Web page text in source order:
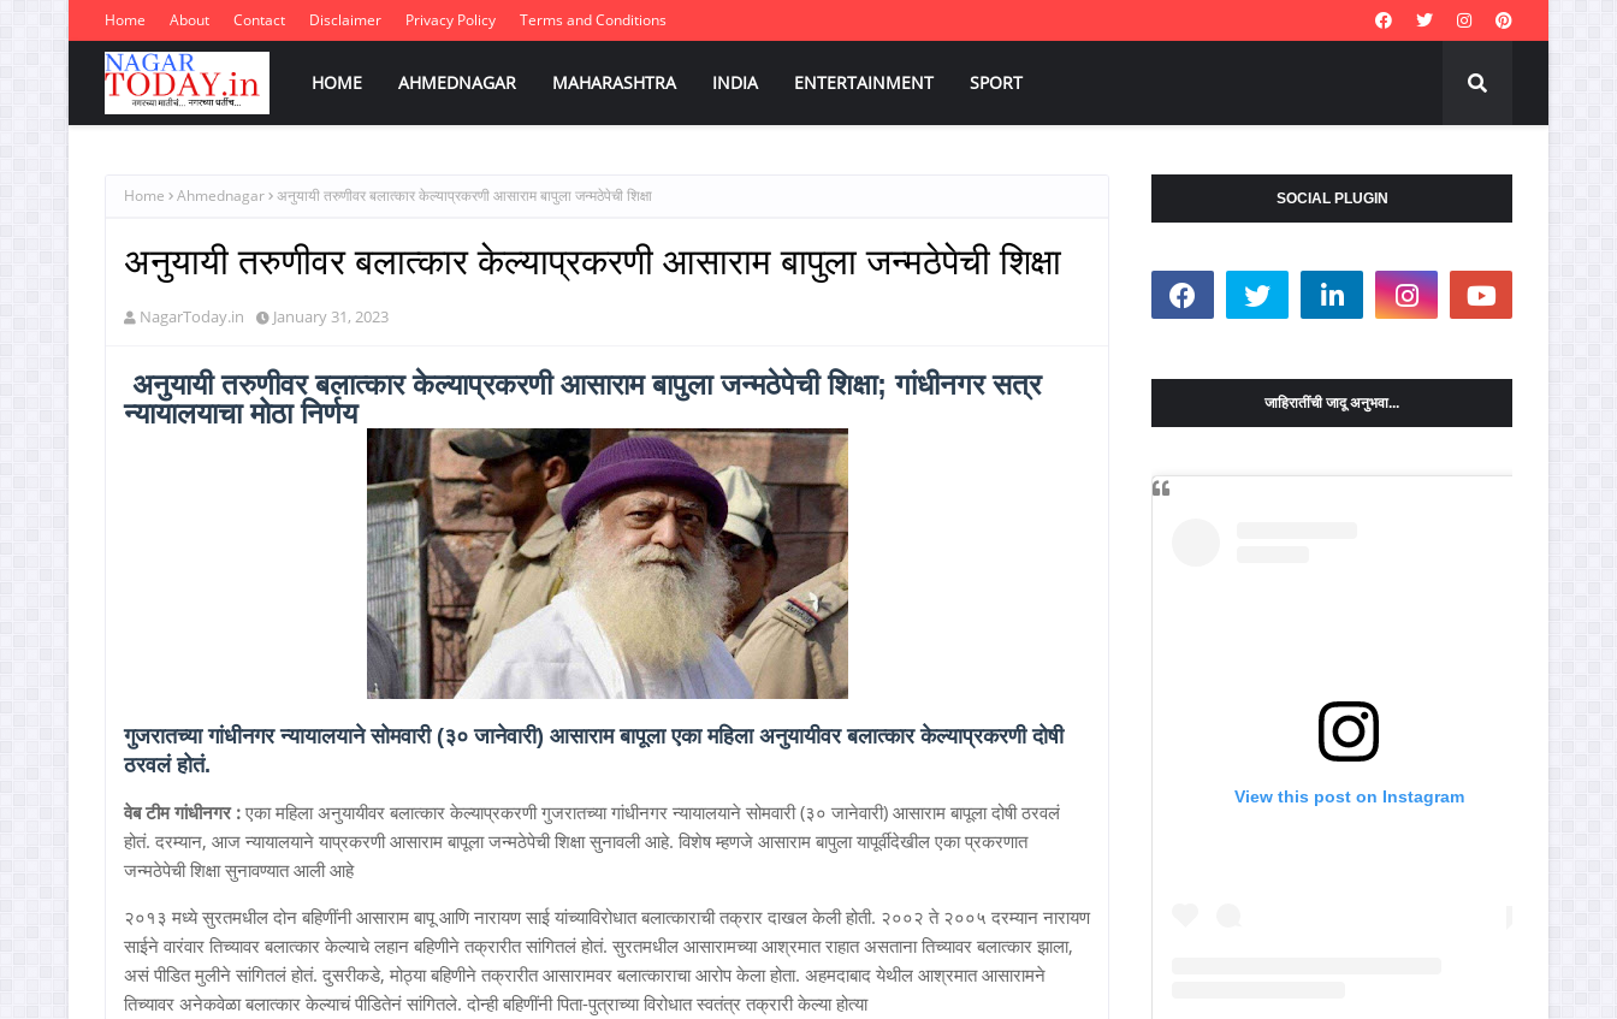
Home About Contact Disclaimer Privacy Policy Terms and Conditions
HOME AHMEDNAGAR MAHARASHTRA INDIA ENTERTAINMENT SPORT
Home Ahmednagar अनुयायी तरुणीवर बलात्कार केल्याप्रकरणी आसाराम बापुला जन्मठेपेची शिक्षा
अनुयायी तरुणीवर बलात्कार केल्याप्रकरणी आसाराम बापुला जन्मठेपेची शिक्षा
NagarToday.in January 31, 2023
अनुयायी तरुणीवर बलात्कार केल्याप्रकरणी आसाराम बापुला जन्मठेपेची शिक्षा; गांधीनगर सत्र
न्यायालयाचा मोठा निर्णय
गुजरातच्या गांधीनगर न्यायालयाने सोमवारी (३० जानेवारी) आसाराम बापूला एका महिला अनुयायीवर बलात्कार केल्याप्रकरणी दोषी
ठरवलं होतं.
वेब टीम गांधीनगर : एका महिला अनुयायीवर बलात्कार केल्याप्रकरणी गुजरातच्या गांधीनगर न्यायालयाने सोमवारी (३० जानेवारी) आसाराम बापूला दोषी ठरवलं
होतं. दरम्यान, आज न्यायालयाने याप्रकरणी आसाराम बापूला जन्मठेपेची शिक्षा सुनावली आहे. विशेष म्हणजे आसाराम बापुला यापूर्वीदेखील एका प्रकरणात
जन्मठेपेची शिक्षा सुनावण्यात आली आहे
२०१३ मध्ये सुरतमधील दोन बहिणींनी आसाराम बापू आणि नारायण साई यांच्याविरोधात बलात्काराची तक्रार दाखल केली होती. २००२ ते २००५ दरम्यान नारायण
साईने वारंवार तिच्यावर बलात्कार केल्याचे लहान बहिणीने तक्रारीत सांगितलं होतं. सुरतमधील आसारामच्या आश्रमात राहात असताना तिच्यावर बलात्कार झाला,
असं पीडित मुलीने सांगितलं होतं. दुसरीकडे, मोठ्या बहिणीने तक्रारीत आसारामवर बलात्काराचा आरोप केला होता. अहमदाबाद येथील आश्रमात आसारामने
तिच्यावर अनेकवेळा बलात्कार केल्याचं पीडितेनं सांगितले. दोन्ही बहिणींनी पिता-पुत्राच्या विरोधात स्वतंत्र तक्रारी केल्या होत्या
SOCIAL PLUGIN
जाहिरातींची जादू अनुभवा...
View this post on Instagram